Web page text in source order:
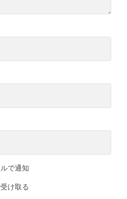
で通知
け取る